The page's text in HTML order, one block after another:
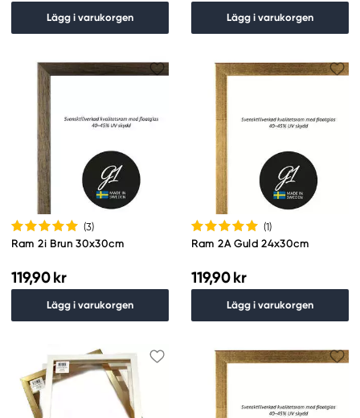
Lägg i varukorgen Lägg i varukorgen
(3)
Ram 2i Brun 30x30cm
119,90 kr
Lägg i varukorgen
(1)
Ram 2A Guld 24x30cm
119,90 kr
Lägg i varukorgen